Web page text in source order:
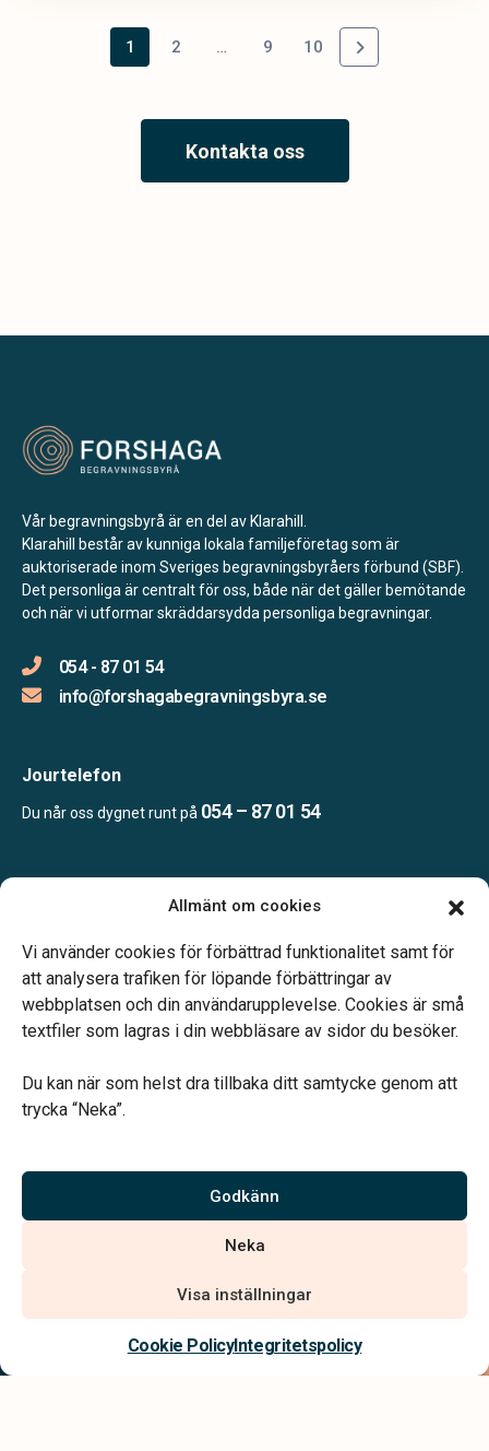
Allmänt om cookies
Vi använder cookies för förbättrad funktionalitet samt för
att analysera trafiken för löpande förbättringar av
webbplatsen och din användarupplevelse. Cookies är små
textfiler som lagras i din webbläsare av sidor du besöker.
Du kan när som helst dra tillbaka ditt samtycke genom att
trycka “Neka”.
Godkänn
Neka
Visa inställningar
Cookie PolicyIntegritetspolicy
1 2 … 9 10
Kontakta oss
Kontakta oss
Vår begravningsbyrå är en del av Klarahill.
Klarahill består av kunniga lokala familjeföretag som är
auktoriserade inom Sveriges begravningsbyråers förbund (SBF).
Det personliga är centralt för oss, både när det gäller bemötande
och när vi utformar skräddarsydda personliga begravningar.
054 - 87 01 54
info@forshagabegravningsbyra.se
Jourtelefon
Du når oss dygnet runt på 054 – 87 01 54
Telefonjour dygnet runt.
Vårt systerbolag Verahill hjälper dig med familjejuridiken –
Vi är auktoriserade av Sveriges Begravningsbyråers Förbund och
har högt ställda krav på utbildning, kvalitet, miljö och arbetsmiljö.